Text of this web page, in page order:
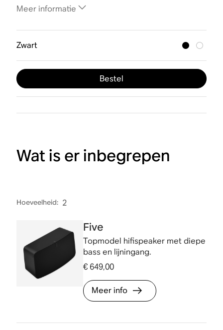
Meer informatie
Zwart
Bestel
Wat is er inbegrepen
Hoeveelheid: 2
Five
Topmodel hifispeaker met diepe
bass en lijningang.
€ 649,00
Meer info